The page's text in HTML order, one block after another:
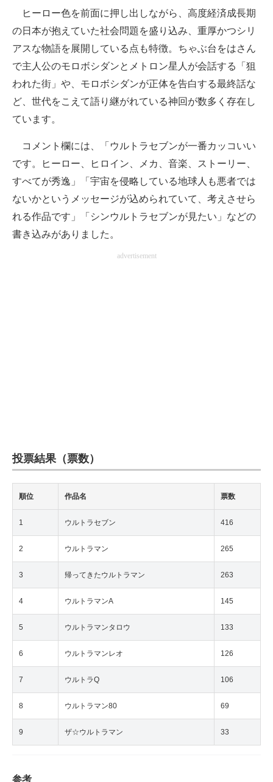
ヒーロー色を前面に押し出しながら、高度経済成長期
の日本が抱えていた社会問題を盛り込み、重厚かつシリ
アスな物語を展開している点も特徴。ちゃぶ台をはさん
で主人公のモロボシダンとメトロン星人が会話する「狙
われた街」や、モロボシダンが正体を告白する最終話な
ど、世代をこえて語り継がれている神回が数多く存在し
ています。
コメント欄には、「ウルトラセブンが一番カッコいい
です。ヒーロー、ヒロイン、メカ、音楽、ストーリー、
すべてが秀逸」「宇宙を侵略している地球人も悪者では
ないかというメッセージが込められていて、考えさせら
れる作品です」「シンウルトラセブンが見たい」などの
書き込みがありました。
advertisement
投票結果（票数）
順位 作品名 票数
1 ウルトラセブン 416
2 ウルトラマン 265
3 帰ってきたウルトラマン 263
4 ウルトラマンA 145
5 ウルトラマンタロウ 133
6 ウルトラマンレオ 126
7 ウルトラQ 106
8 ウルトラマン80 69
9 ザ☆ウルトラマン 33
参考